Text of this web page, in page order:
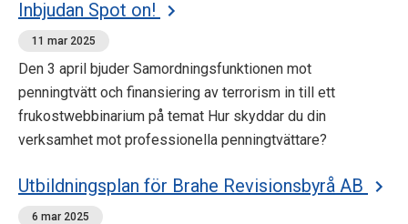
Inbjudan Spot on!
11 mar 2025
Den 3 april bjuder Samordningsfunktionen mot
penningtvätt och finansiering av terrorism in till ett
frukostwebbinarium på temat Hur skyddar du din
verksamhet mot professionella penningtvättare?
Utbildningsplan för Brahe Revisionsbyrå AB
6 mar 2025